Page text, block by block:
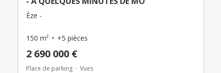
Èze -
150 m² +5 pièces
2 690 000 €
Place de parking Vues